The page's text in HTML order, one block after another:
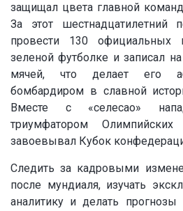
защищал цвета главной
За этот шестнадцатилетний
провести 130 официальных
зеленой футболке и записал
мячей, что делает его
бомбардиром в славной
Вместе с «селесао»
триумфатором
завоевывал Кубок
Следить за кадровыми
после мундиаля, изучать
аналитику и делать